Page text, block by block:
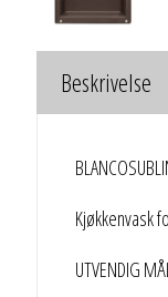
Beskrivelse
Kjøkkenvask
UTVENDIG